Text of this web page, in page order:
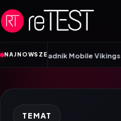
Przejdź do treści
NAJNOWSZE
Poradnik Mobile Vikings•
TEMAT